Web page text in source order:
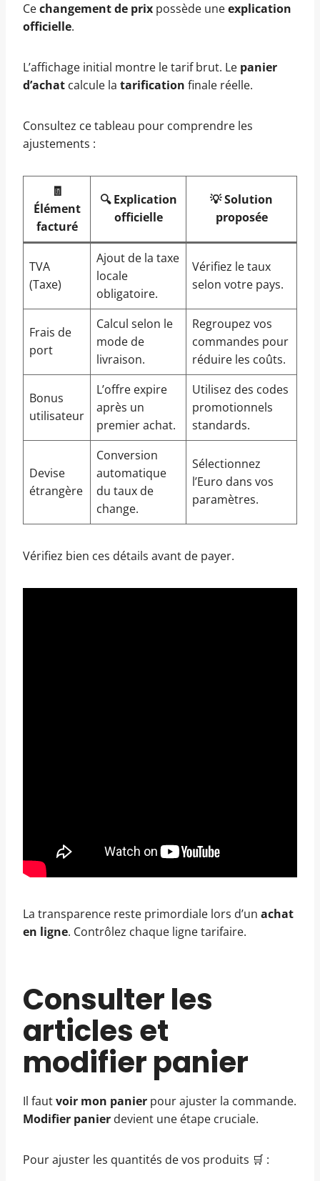
Cechangement de prix possède uneexplication
officielle.
L’affichage initial montre le tarif brut. Le panier
d’achat calcule la tarification finale réelle.
Consultez ce tableau pour comprendre les
ajustements :
🧾
Élément
facturé
🔍 Explication
officielle
💡 Solution
proposée
TVA
(Taxe)
Ajout de la taxe
locale
obligatoire.
Vérifiez le taux
selon votre pays.
Frais de
port
Calcul selon le
mode de
livraison.
Regroupez vos
commandes pour
réduire les coûts.
Bonus
utilisateur
L’offre expire
après un
premier achat.
Utilisez des codes
promotionnels
standards.
Devise
étrangère
Conversion
automatique
du taux de
change.
Sélectionnez
l’Euro dans vos
paramètres.
Vérifiez bien ces détails avant de payer.
La transparence reste primordiale lors d’un achat
en ligne. Contrôlez chaque ligne tarifaire.
Consulter les
articles et
modifier panier
Il fautvoir mon panier pour ajuster la commande.
Modifier panier devient une étape cruciale.
Pour ajuster les quantités de vos produits 🛒 :